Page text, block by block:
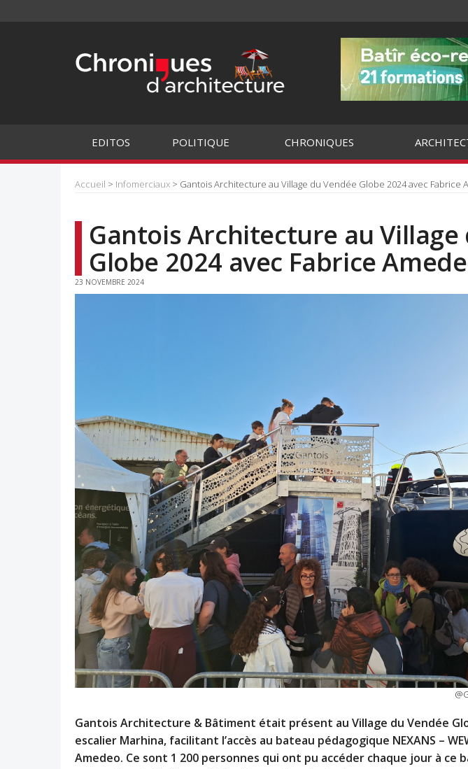
EDITOS POLITIQUE CHRONIQUES
Accueil > Infomerciaux > Gantois Architecture au Village du Vendée Globe 2024 avec Fabrice
Gantois Architecture au Village
Globe 2024 avec Fabrice
23 NOVEMBRE 2024
Gantois Architecture & Bâtiment était présent au Village du Vendée
escalier Marhina, facilitant l’accès au bateau pédagogique NEXANS –
Amedeo. Ce sont 1 200 personnes qui ont pu accéder chaque jour à ce